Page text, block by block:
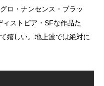
ロ・ナンセンス・ブラッ
ストピア・SFな作品た
嬉しい。地上波では絶対に